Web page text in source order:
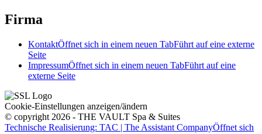
Firma
KontaktÖffnet sich in einem neuen TabFührt auf eine externe
Seite
ImpressumÖffnet sich in einem neuen TabFührt auf eine
externe Seite
Cookie-Einstellungen anzeigen/ändern
© copyright 2026 - THE VAULT Spa & Suites
Technische Realisierung: TAC | The Assistant CompanyÖffnet sich